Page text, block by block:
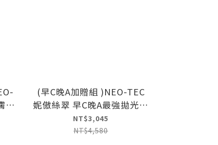
精
(早C晚A加贈組 )NEO-TEC
妮傲絲翠 早C晚A最強拋光組
(A醇全效肌活菁萃+左型C全
能雙極菁萃)
NT$3,045
NT$4,580